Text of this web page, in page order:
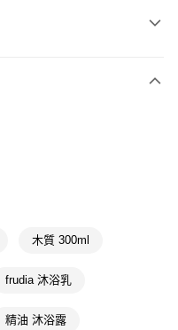
木質 300ml
frudia 沐浴乳
精油 沐浴露